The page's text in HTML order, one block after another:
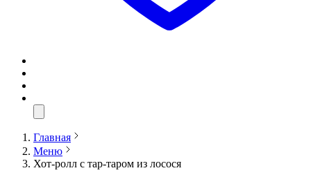
Главная
Меню
Хот-ролл с тар-таром из лосося